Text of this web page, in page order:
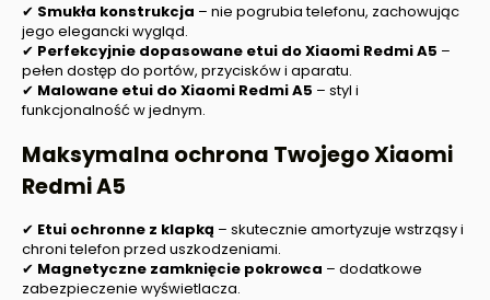
✔ Smukła konstrukcja – nie pogrubia telefonu, zachowując
jego elegancki wygląd.
✔ Perfekcyjnie dopasowane etui doXiaomi Redmi A5 –
pełen dostęp do portów, przycisków i aparatu.
✔ Malowane etui doXiaomi Redmi A5 – styl i
funkcjonalność w jednym.
Maksymalna ochrona TwojegoXiaomi
Redmi A5
✔ Etui ochronne z klapką – skutecznie amortyzuje wstrząsy i
chroni telefon przed uszkodzeniami.
✔ Magnetyczne zamknięcie pokrowca – dodatkowe
zabezpieczenie wyświetlacza.